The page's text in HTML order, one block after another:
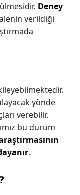
Deney
verildiği
yönde
verebilir.
bu durum
.